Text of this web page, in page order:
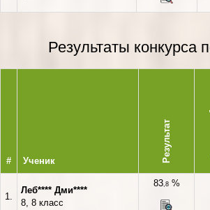
Результаты конкурса
# Ученик Результат
1.
Леб**** Дми****
8, 8 класс
83,8%